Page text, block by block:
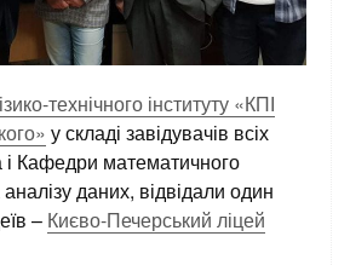
технічного інституту «КПІ
у складі завідувачів всіх
Кафедри математичного
даних, відвідали один
– Києво-Печерський ліцей